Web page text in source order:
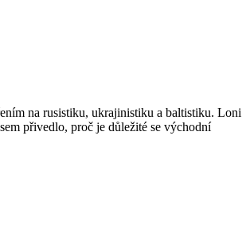
na rusistiku, ukrajinistiku a baltistiku. Loni
přivedlo, proč je důležité se východní